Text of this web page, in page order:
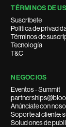
TÉRMINOS DE
Suscríbete
Política de
Términos de
Tecnología
T&C
NEGOCIOS
Eventos - Summit
Anúnciate con
Soporte al cliente:
Soluciones de